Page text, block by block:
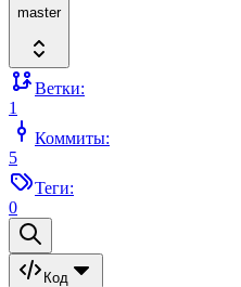
master
Ветки:
1
Коммиты:
5
Теги:
0
Код